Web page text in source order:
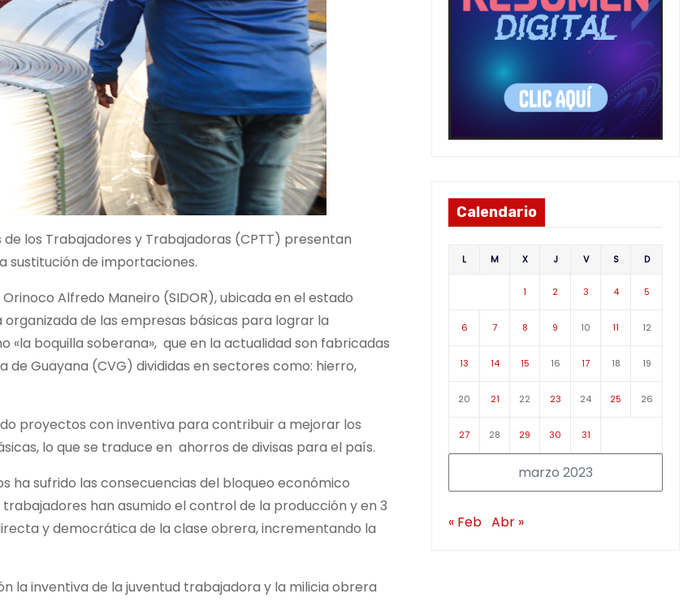
de los Trabajadores y Trabajadoras (CPTT) presentan
sustitución de importaciones.
Alfredo Maneiro (SIDOR), ubicada en el estado
de las empresas básicas para lograr la
boquilla soberana», que en la actualidad son fabricadas
Guayana (CVG) divididas en sectores como: hierro,
proyectos con inventiva para contribuir a mejorar los
lo que se traduce en ahorros de divisas para el país.
ha sufrido las consecuencias del bloqueo económico
han asumido el control de la producción y en 3
y democrática de la clase obrera, incrementando la
la inventiva de la juventud trabajadora y la milicia obrera
Calendario
marzo 2023
L M X J V S D
1 2 3 4 5
6 7 8 9 10 11 12
13 14 15 16 17 18 19
20 21 22 23 24 25 26
27 28 29 30 31
« Feb Abr »